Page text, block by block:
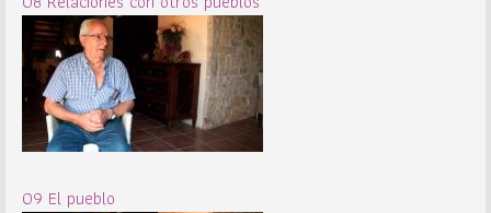
09 El pueblo